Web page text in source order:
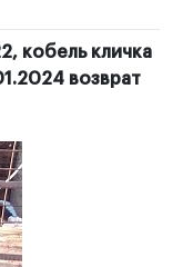
кобель кличка
возврат